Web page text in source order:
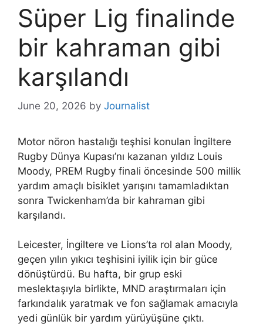
Süper Lig finalinde
bir kahraman gibi
karşılandı
June 20, 2026 by Journalist
Motor nöron hastalığı teşhisi konulan İngiltere
Rugby Dünya Kupası’nı kazanan yıldız Louis
Moody, PREM Rugby finali öncesinde 500 millik
yardım amaçlı bisiklet yarışını tamamladıktan
sonra Twickenham’da bir kahraman gibi
karşılandı.
Leicester, İngiltere ve Lions’ta rol alan Moody,
geçen yılın yıkıcı teşhisini iyilik için bir güce
dönüştürdü. Bu hafta, bir grup eski
meslektaşıyla birlikte, MND araştırmaları için
farkındalık yaratmak ve fon sağlamak amacıyla
yedi günlük bir yardım yürüyüşüne çıktı.